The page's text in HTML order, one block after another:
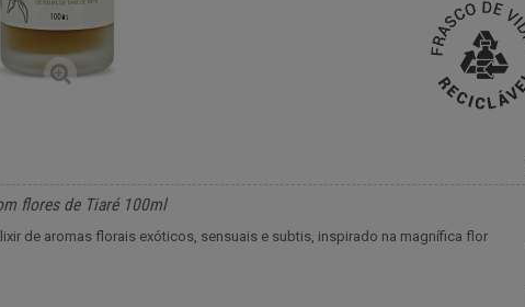
flores de Tiaré 100ml
de aromas florais exóticos, sensuais e subtis, inspirado na magnífica flor